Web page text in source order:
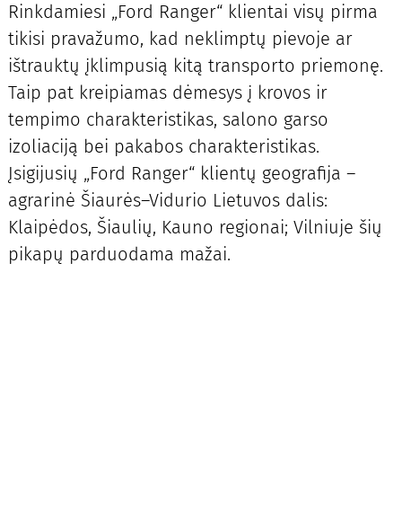
Rinkdamiesi „Ford Ranger“ klientai visų pirma
tikisi pravažumo, kad neklimptų pievoje ar
ištrauktų įklimpusią kitą transporto priemonę.
Taip pat kreipiamas dėmesys į krovos ir
tempimo charakteristikas, salono garso
izoliaciją bei pakabos charakteristikas.
Įsigijusių „Ford Ranger“ klientų geografija –
agrarinė Šiaurės–Vidurio Lietuvos dalis:
Klaipėdos, Šiaulių, Kauno regionai; Vilniuje šių
pikapų parduodama mažai.